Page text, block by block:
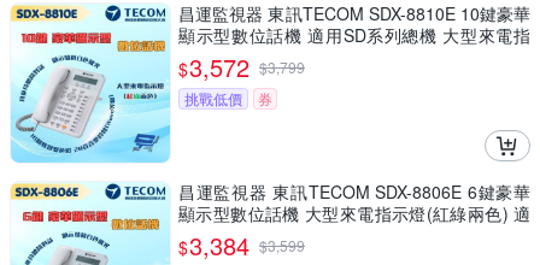
昌運監視器 東訊TECOM SDX-8810E 10鍵豪華
顯示型數位話機 適用SD系列總機 大型來電指
示燈(紅綠兩色)
$3,572 $3,799
挑戰低價
券
昌運監視器 東訊TECOM SDX-8806E 6鍵豪華
顯示型數位話機 大型來電指示燈(紅綠兩色) 適
用SDX500總機
$3,384 $3,599